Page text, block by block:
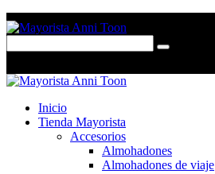
Inicio
Tienda Mayorista
Accesorios
Almohadones
Almohadones de viaje